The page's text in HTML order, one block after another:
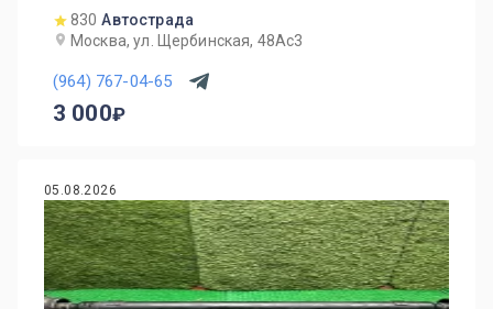
830 Автострада
Москва, ул. Щербинская, 48Ас3
(964) 767-04-65
3 000
05.08.2026